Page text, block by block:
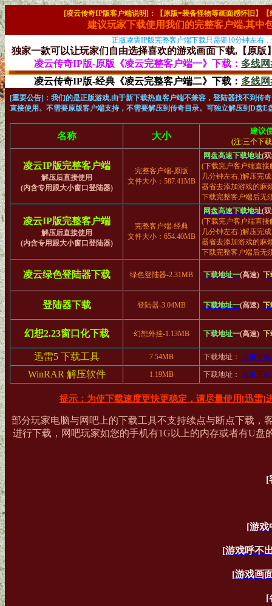
[凌云传奇IP版客户端说明]：【原版=装备怪物等画面感怀旧】
建议玩家下载使用我们的完整客户端,其中
正版凌雲IP版完整客户端下载只需要10分钟左右
独家一款可以让玩家们自由选择喜欢的游戏画面下载,【原
凌云传奇IP版-原版《凌云完整客户端一》下载： 多线
凌云传奇IP版-经典《凌云完整客户端二》下载： 多线
[重要公告]：我们的是正版游戏,由于新下载热血客户端不兼容，登陆器找不到传
直接使用。不需要原版客户端支持，不需要解压到传奇目录。可独立解压到D盘E
名称 大小 建议
(注:三个下
凌云IP版完整客户端
解压后直接使用
(内含专用跟大小窗口登陆器)
完整客户端-原版
文件大小：587.41MB
网盘高速下载地址(
(下载完户客户端直
几分钟左右.)解压完
器省去添加游戏的麻
下载完整客户端后无
凌云IP版完整客户端
解压后直接使用
(内含专用跟大小窗口登陆器)
完整客户端-经典
文件大小：654.40MB
网盘高速下载地址(
(下载完户客户端直
几分钟左右.)解压完
器省去添加游戏的麻
下载完整客户端后无
凌云绿色登陆器下载 绿色登陆器-2.31MB 下载地址一(高速) 下
登陆器下载 登陆器-3.04MB 下载地址一(高速) 下
幻想2.23窗口化下载 幻想外挂-1.13MB 下载地址一(高速) 下
迅雷5 下载工具 7.54MB 下载地址： 点击下载
WinRAR 解压软件 1.19MB 下载地址： 点击下载
提示：为使下载速度更快更稳定，请尽量使用[迅雷
部分玩家电脑与网吧上的下载工具不支持续点与断点下载，
进行下载，网吧玩家如您的手机有1G以上的内存或者有U
[
[游戏
[游戏呼不
[游戏画
[